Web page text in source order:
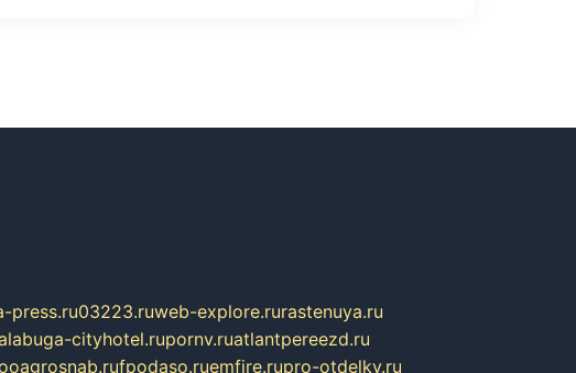
press.ru03223.ruweb-explore.rurastenuya.ru
cityhotel.rupornv.ruatlantpereezd.ru
fpodaso.ruemfire.rupro-otdelky.ru